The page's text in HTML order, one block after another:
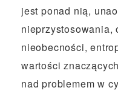
jest ponad nią,
nieprzystosowania,
nieobecności,
wartości
nad problemem w